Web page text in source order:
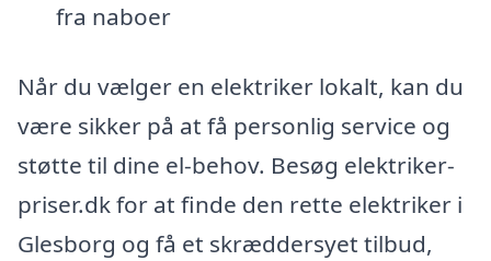
fra naboer
Når du vælger en elektriker lokalt, kan du
være sikker på at få personlig service og
støtte til dine el-behov. Besøg elektriker-
priser.dk for at finde den rette elektriker i
Glesborg og få et skræddersyet tilbud,